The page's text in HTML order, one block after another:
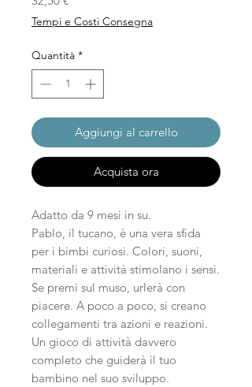
Tempi e Costi Consegna
Quantità *
Aggiungi al carrello
Acquista ora
Adatto da 9 mesi in su.
Pablo, il tucano, è una vera sfida
per i bimbi curiosi. Colori, suoni,
materiali e attività stimolano i sensi.
Se premi sul muso, urlerà con
piacere. A poco a poco, si creano
collegamenti tra azioni e reazioni.
Un gioco di attività davvero
completo che guiderà il tuo
bambino nel suo sviluppo.